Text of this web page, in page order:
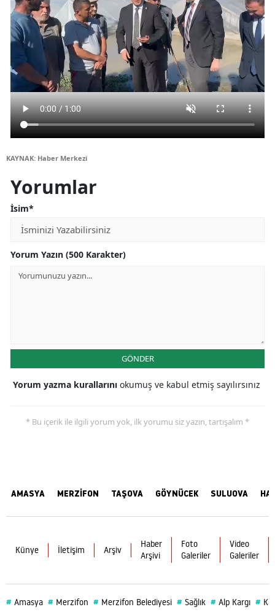
KAYNAK: Haber Merkezi
Yorumlar
İsim*
Yorum Yazın (500 Karakter)
GÖNDER
Yorum yazma kurallarını okumuş ve kabul etmiş sayılırsınız
* Bu içerik ile ilgili yorum yok, ilk yorumu siz yazın, tartışalım *
AMASYA MERZİFON TAŞOVA GÖYNÜCEK SULUOVA
Künye İletişim Arşiv
Haber
Arşivi
Foto
Galeriler
Video
Galeriler
# Amasya # Merzifon # Merzifon Belediyesi # Sağlık # Alp Kargı #